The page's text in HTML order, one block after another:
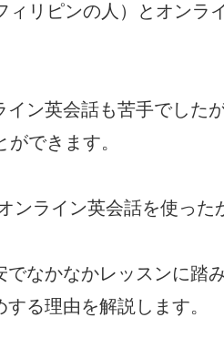
リピンの人）とオンラ
ン英会話も苦手でした
できます。
ンライン英会話を使った
なかなかレッスンに踏み
る理由を解説します。